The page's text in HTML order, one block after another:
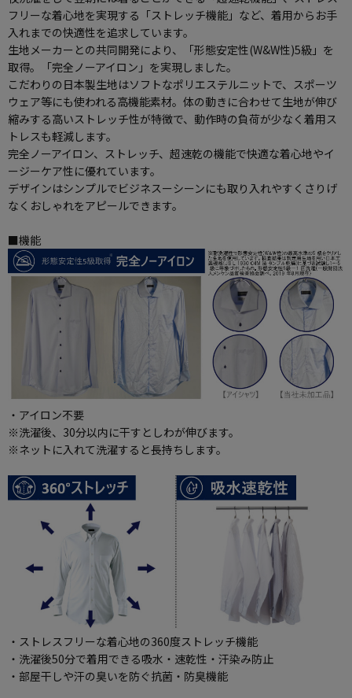
フリーな着心地を実現する「ストレッチ機能」など、着用からお手
入れまでの快適性を追求しています。
生地メーカーとの共同開発により、「形態安定性(W&W性)5級」を
取得。「完全ノーアイロン」を実現しました。
こだわりの日本製生地はソフトなポリエステルニットで、スポーツ
ウェア等にも使われる高機能素材。体の動きに合わせて生地が伸び
縮みする高いストレッチ性が特徴で、動作時の負荷が少なく着用ス
トレスも軽減します。
完全ノーアイロン、ストレッチ、超速乾の機能で快適な着心地やイ
ージーケア性に優れています。
デザインはシンプルでビジネスーシーンにも取り入れやすくさりげ
なくおしゃれをアピールできます。
■機能
・アイロン不要
※洗濯後、30分以内に干すとしわが伸びます。
※ネットに入れて洗濯すると長持ちします。
・ストレスフリーな着心地の360度ストレッチ機能
・洗濯後50分で着用できる吸水・速乾性・汗染み防止
・部屋干しや汗の臭いを防ぐ抗菌・防臭機能